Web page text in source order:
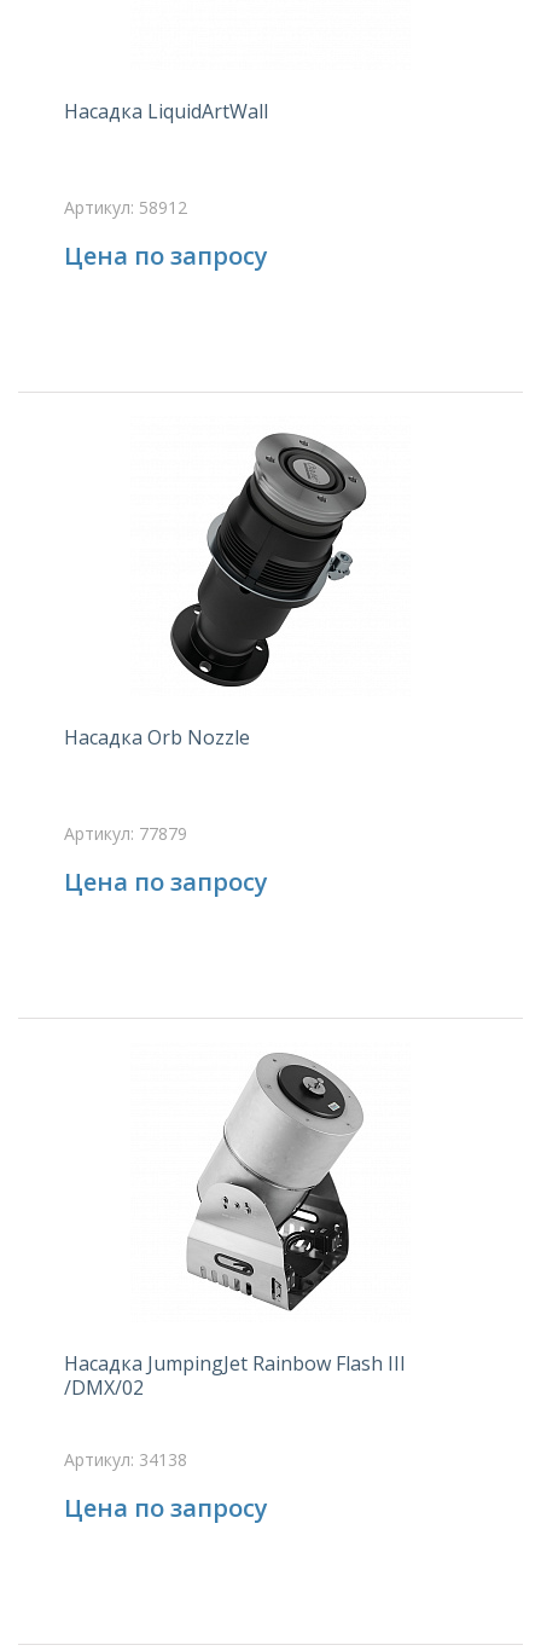
Насадка LiquidArtWall
Артикул: 58912
Цена по запросу
Насадка Orb Nozzle
Артикул: 77879
Цена по запросу
Насадка JumpingJet Rainbow Flash III
/DMX/02
Артикул: 34138
Цена по запросу